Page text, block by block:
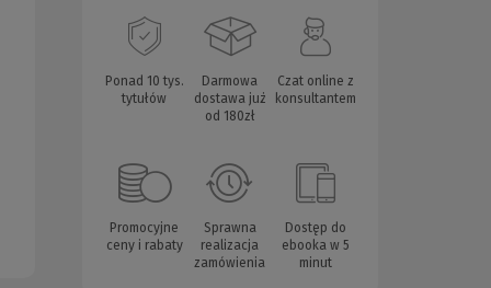
Ponad 10 tys.
tytułów
Darmowa
dostawa już
od 180zł
Czat online z
konsultantem
Promocyjne
ceny i rabaty
Sprawna
realizacja
zamówienia
Dostęp do
ebooka w 5
minut